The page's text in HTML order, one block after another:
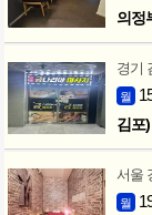
의정
경기
월
김포
서울
월